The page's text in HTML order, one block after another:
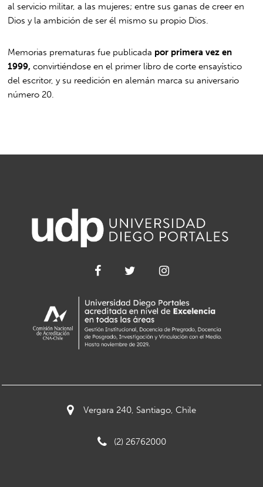
al servicio militar, a las mujeres; entre sus ganas de creer en
Dios y la ambición de ser él mismo su propio Dios.
Memorias prematuras fue publicada por primera vez en
1999, convirtiéndose en el primer libro de corte ensayístico
del escritor, y su reedición en alemán marca su aniversario
número 20.
Vergara 240, Santiago, Chile
(2) 26762000